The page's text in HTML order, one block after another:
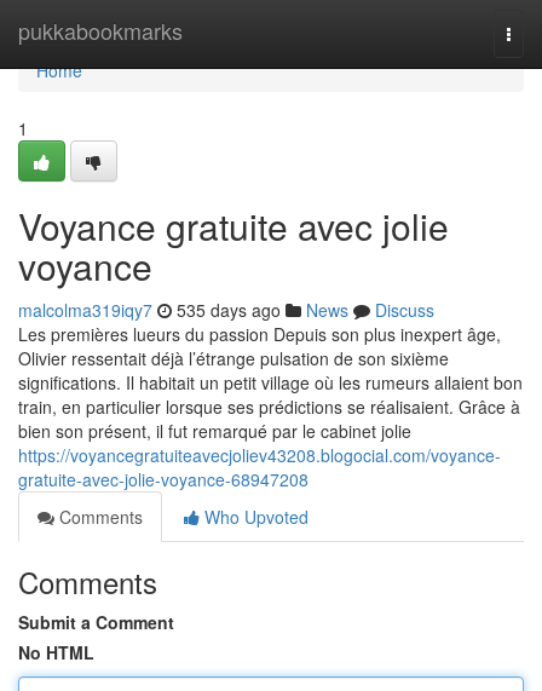
pukkabookmarks
Home
Home
1
Voyance gratuite avec jolie
voyance
malcolma319iqy7 535 days ago News
Discuss
Les premières lueurs du passion Depuis son plus inexpert âge,
Olivier ressentait déjà l’étrange pulsation de son sixième
significations. Il habitait un petit village où les rumeurs allaient bon
train, en particulier lorsque ses prédictions se réalisaient. Grâce à
bien son présent, il fut remarqué par le cabinet jolie
https://voyancegratuiteavecjoliev43208.blogocial.com/voyance-
gratuite-avec-jolie-voyance-68947208
Comments
Who Upvoted
Comments
Submit a Comment
No HTML